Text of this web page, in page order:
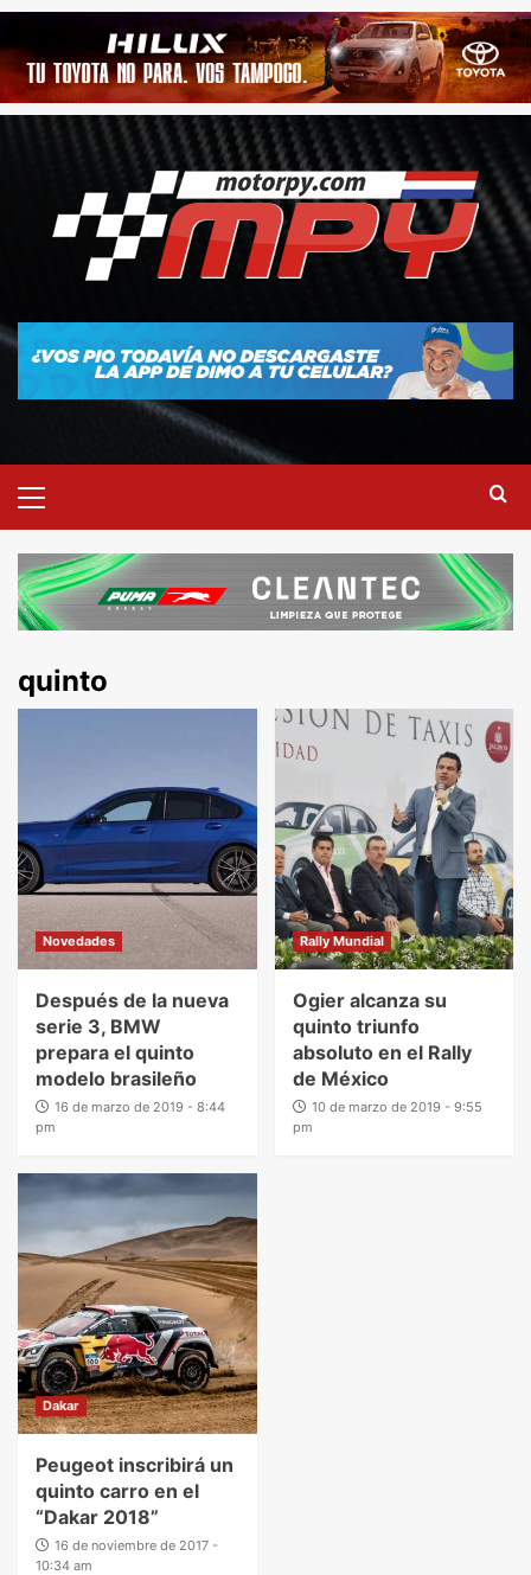
quinto
Novedades
Después de la nueva
serie 3, BMW
prepara el quinto
modelo brasileño
16 de marzo de 2019 - 8:44
pm
Rally Mundial
Ogier alcanza su
quinto triunfo
absoluto en el Rally
de México
10 de marzo de 2019 - 9:55
pm
Dakar
Peugeot inscribirá un
quinto carro en el
“Dakar 2018”
16 de noviembre de 2017 -
10:34 am